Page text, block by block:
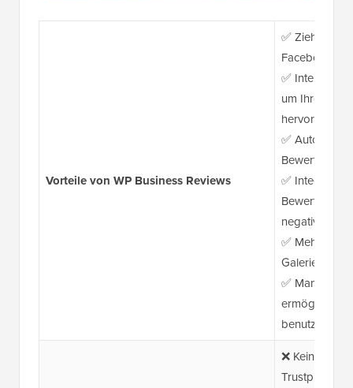
Vorteile von WP Business Reviews
✅ Zieht
Facebook,
✅
um Ihre
✅
✅ Integrierte
negativen
✅ Mehrere
Galerie- oder
✅ Manuelle
ermöglicht
❌ Keine
Trustpilot